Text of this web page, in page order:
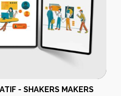
- SHAKERS MAKERS